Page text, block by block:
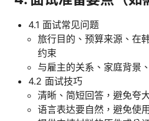
4.1 面试常见问题
旅行目的、预算来源、在
约束
与雇主的关系、家庭背景
4.2 面试技巧
清晰、简短回答，避免夸
语言表达要自然，避免使